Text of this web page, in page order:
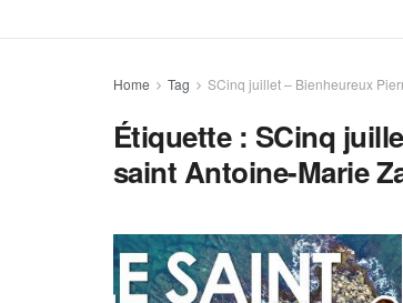
Home Tag SCinq juillet – Bienheureux
Étiquette : SCinq
saint Antoine-Marie